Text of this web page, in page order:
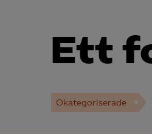
Ett
Okategoriserade